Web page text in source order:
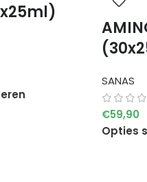
SANAS
€59,90
Opties